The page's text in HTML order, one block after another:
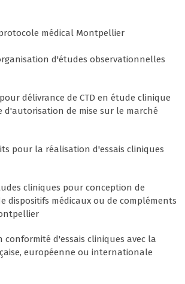
médical Montpellier
d'études observationnelles
délivrance de CTD en étude clinique
d'autorisation de mise sur le marché
pour la réalisation d'essais cliniques
cliniques pour conception de
dispositifs médicaux ou de compléments
conformité d'essais cliniques avec la
européenne ou internationale